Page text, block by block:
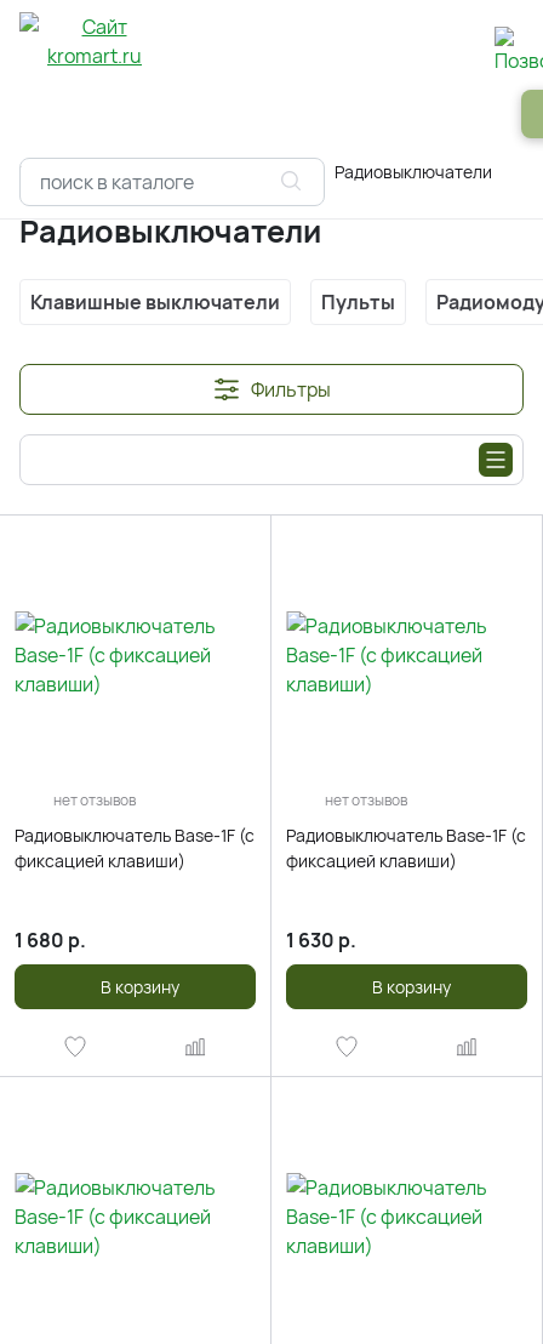
Главная Умный дом Радиовыключатели
Радиовыключатели
Клавишные выключатели Пульты
Фильтры
нет отзывов
Радиовыключатель Base-1F (c
фиксацией клавиши)
1 680 р.
В корзину
нет отзывов
Радиовыключатель Base-1F (c
фиксацией клавиши)
1 630 р.
В корзину